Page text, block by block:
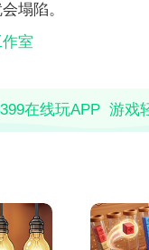
塌陷。
室
在线玩APP 游戏